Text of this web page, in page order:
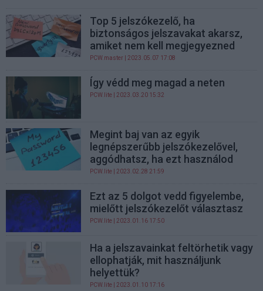
Top 5 jelszókezelő, ha
biztonságos jelszavakat akarsz,
amiket nem kell megjegyezned
PCW.master | 2023.05.07 17:08
Így védd meg magad a neten
PCW.lite | 2023.03.20 15:32
Megint baj van az egyik
legnépszerűbb jelszókezelővel,
aggódhatsz, ha ezt használod
PCW.lite | 2023.02.28 21:59
Ezt az 5 dolgot vedd figyelembe,
mielőtt jelszókezelőt választasz
PCW.lite | 2023.01.16 17:50
Ha a jelszavainkat feltörhetik vagy
ellophatják, mit használjunk
helyettük?
PCW.lite | 2023.01.10 17:16